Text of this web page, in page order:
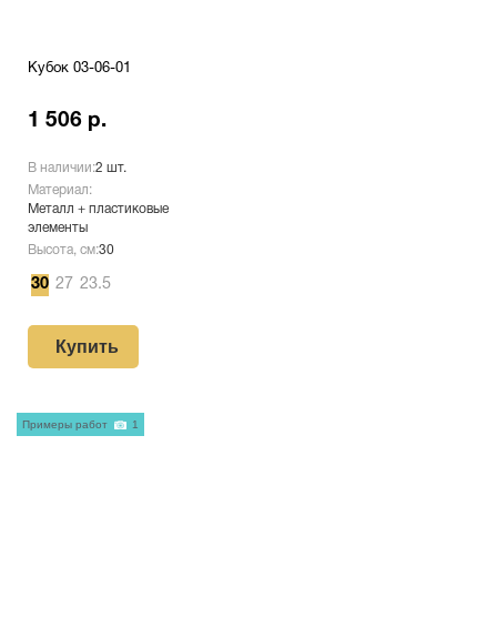
Кубок 03-06-01
1 506 р.
В наличии:2 шт.
Материал:
Металл + пластиковые
элементы
Высота, см:30
30 27 23.5
Купить
Примеры работ 1